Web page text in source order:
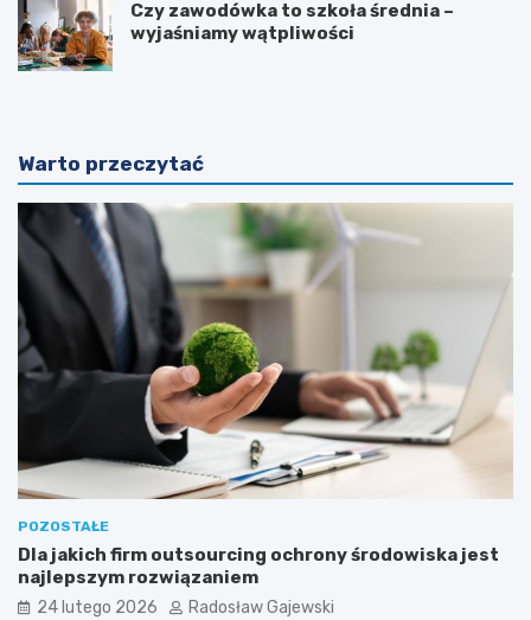
Czy zawodówka to szkoła średnia –
wyjaśniamy wątpliwości
Warto przeczytać
POZOSTAŁE
Dla jakich firm outsourcing ochrony środowiska jest
najlepszym rozwiązaniem
24 lutego 2026 Radosław Gajewski